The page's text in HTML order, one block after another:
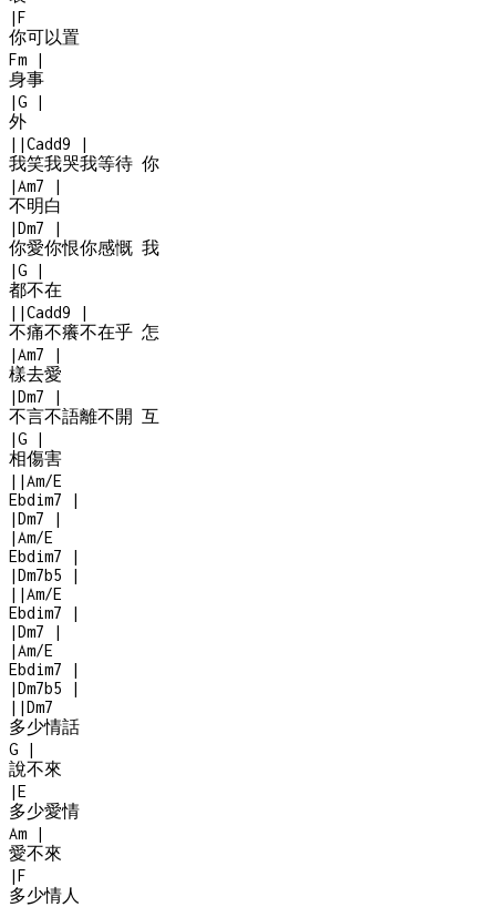
|F
你可以置
Fm
|
身事
|G
|
外
| |Cadd9
|
我笑我哭我等待 你
|Am7
|
不明白
|Dm7
|
你愛你恨你感慨 我
|G
|
都不在
| |Cadd9
|
不痛不癢不在乎 怎
|Am7
|
樣去愛
|Dm7
|
不言不語離不開 互
|G
|
相傷害
| |Am/E
Ebdim7
|
|Dm7
|
|Am/E
Ebdim7
|
|Dm7b5
|
| |Am/E
Ebdim7
|
|Dm7
|
|Am/E
Ebdim7
|
|Dm7b5
|
| |Dm7
多少情話
G
|
說不來
|E
多少愛情
Am
|
愛不來
|F
多少情人